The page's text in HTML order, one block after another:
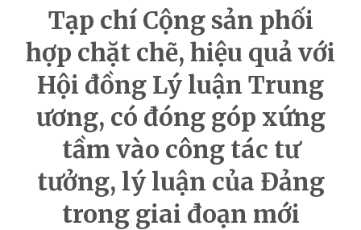
Tạp chí Cộng sản phối
hợp chặt chẽ, hiệu quả với
Hội đồng Lý luận Trung
ương, có đóng góp xứng
tầm vào công tác tư
tưởng, lý luận của Đảng
trong giai đoạn mới